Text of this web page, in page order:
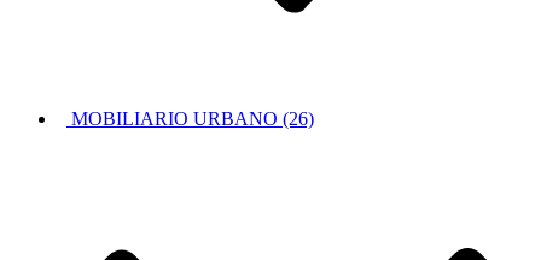
MOBILIARIO URBANO (26)